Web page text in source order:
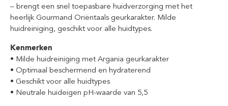
– brengt een snel toepasbare huidverzorging met het
heerlijk Gourmand Oriëntaals geurkarakter. Milde
huidreiniging, geschikt voor alle huidtypes.
Kenmerken
• Milde huidreiniging met Argania geurkarakter
• Optimaal beschermend en hydraterend
• Geschikt voor alle huidtypes
• Neutrale huideigen pH-waarde van 5,5